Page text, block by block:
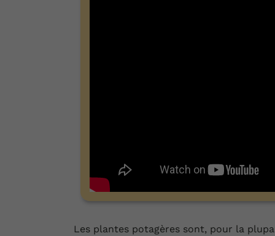
Les plantes potagères sont, pour la